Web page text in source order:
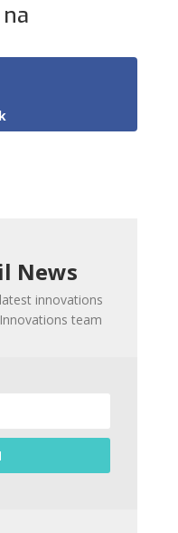
News
innovations
team